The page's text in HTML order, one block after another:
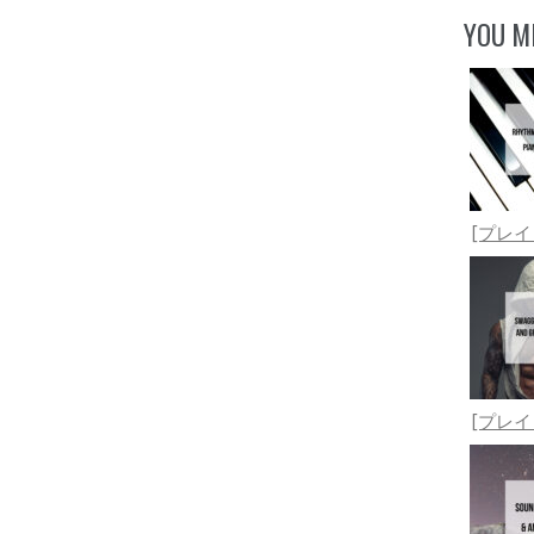
YOU
[プレ
[プレ